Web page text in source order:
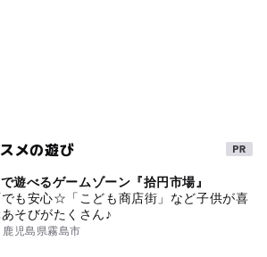
メの遊び
遊べるゲームゾーン『拾円市場』
も安心☆「こども商店街」など子供が喜
そびがたくさん♪
鹿児島県霧島市